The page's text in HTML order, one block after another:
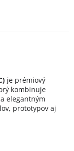
je prémiový
kombinuje
elegantným
prototypov aj